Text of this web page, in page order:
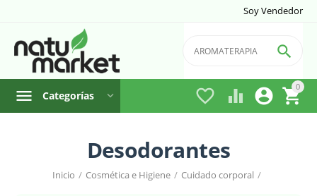
Soy Vendedor
0


 

Categorías
Desodorantes
Inicio / Cosmética e Higiene / Cuidado corporal /